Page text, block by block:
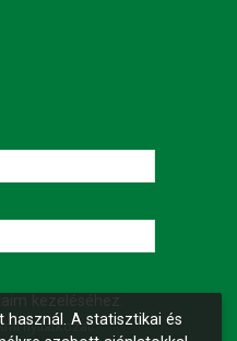
kezeléséhez.
nyilatkozat.
használ. A statisztikai és